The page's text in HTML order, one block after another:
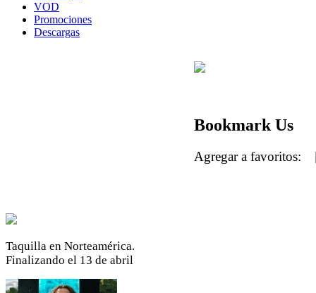
VOD
Promociones
Descargas
Taquilla en Norteamérica.
Finalizando el 13 de abril
Bookmark Us
Agregar a favoritos: